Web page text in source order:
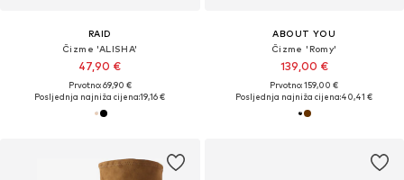
RAID
Čizme 'ALISHA'
47,90 €
Prvotno: 69,90 €
Posljednja najniža cijena:19,16 €
ABOUT YOU
Čizme 'Romy'
139,00 €
Prvotno: 159,00 €
Posljednja najniža cijena:40,41 €